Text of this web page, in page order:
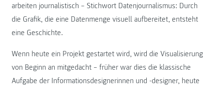
arbeiten journalistisch – Stichwort Datenjournalismus: Durch
die Grafik, die eine Datenmenge visuell aufbereitet, entsteht
eine Geschichte.
Wenn heute ein Projekt gestartet wird, wird die Visualisierung
von Beginn an mitgedacht – früher war dies die klassische
Aufgabe der Informationsdesignerinnen und -designer, heute